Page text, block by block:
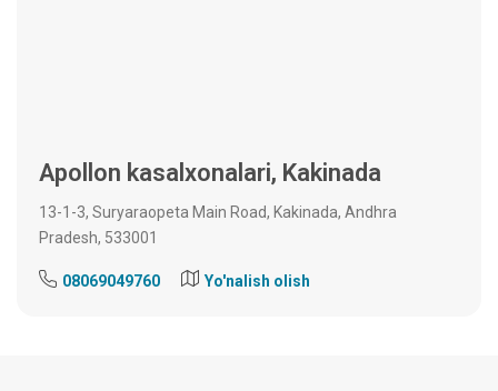
Apollon kasalxonalari, Kakinada
13-1-3, Suryaraopeta Main Road, Kakinada, Andhra
Pradesh, 533001
08069049760 Yo'nalish olish